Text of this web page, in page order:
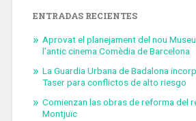
ENTRADAS RECIENTES
Aprovat el planejament del nou
l’antic cinema Comèdia de Barcelona
La Guardia Urbana de Badalona
Taser para conflictos de alto riesgo
Comienzan las obras de reforma del
Montjuïc